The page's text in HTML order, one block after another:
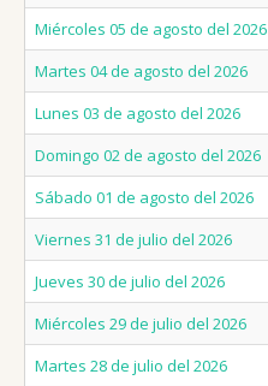
Miércoles 05 de agosto del 2026
Martes 04 de agosto del 2026
Lunes 03 de agosto del 2026
Domingo 02 de agosto del 2026
Sábado 01 de agosto del 2026
Viernes 31 de julio del 2026
Jueves 30 de julio del 2026
Miércoles 29 de julio del 2026
Martes 28 de julio del 2026